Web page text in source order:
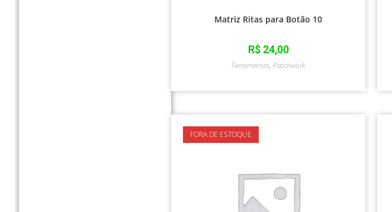
Matriz Ritas para Botão 10
R$24,00
Ferramentas, Patchwork
FORA DE ESTOQUE